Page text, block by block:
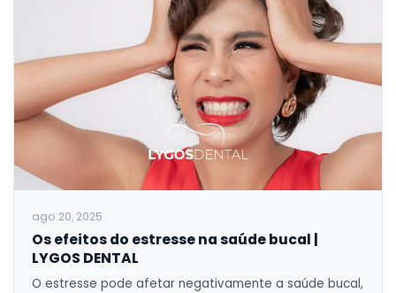
ago 20, 2025
Os efeitos do estresse na saúde bucal |
LYGOS DENTAL
O estresse pode afetar negativamente a saúde bucal,